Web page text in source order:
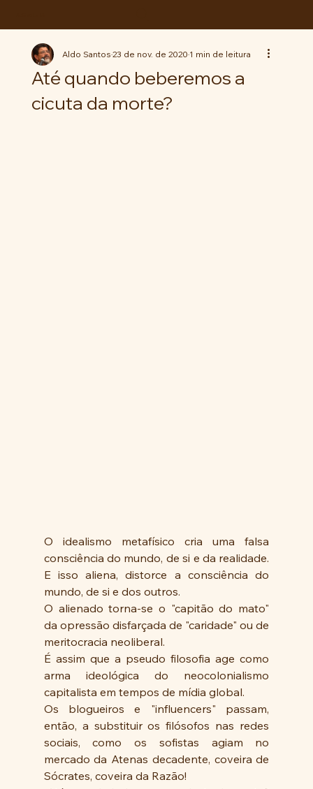
Até quando beberemos a
cicuta da morte?
Aldo Santos23 de nov. de 20201 min de leitura
O idealismo metafísico cria uma falsa
consciência do mundo, de si e da realidade.
E isso aliena, distorce a consciência do
mundo, de si e dos outros.
O alienado torna-se o "capitão do mato"
da opressão disfarçada de "caridade" ou de
meritocracia neoliberal.
É assim que a pseudo filosofia age como
arma ideológica do neocolonialismo
capitalista em tempos de mídia global.
Os blogueiros e "influencers" passam,
então, a substituir os filósofos nas redes
sociais, como os sofistas agiam no
mercado da Atenas decadente, coveira de
Sócrates, coveira da Razão!